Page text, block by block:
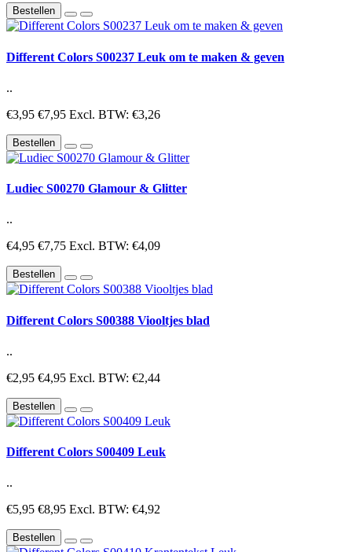
Bestellen
Different Colors S00237 Leuk om te maken & geven
..
€3,95 €7,95 Excl. BTW: €3,26
Bestellen
Ludiec S00270 Glamour & Glitter
..
€4,95 €7,75 Excl. BTW: €4,09
Bestellen
Different Colors S00388 Viooltjes blad
..
€2,95 €4,95 Excl. BTW: €2,44
Bestellen
Different Colors S00409 Leuk
..
€5,95 €8,95 Excl. BTW: €4,92
Bestellen